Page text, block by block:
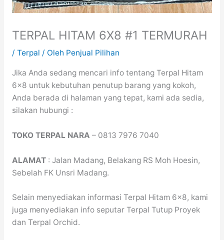
TERPAL HITAM 6X8 #1 TERMURAH
/ Terpal / Oleh Penjual Pilihan
Jika Anda sedang mencari info tentang Terpal Hitam
6×8 untuk kebutuhan penutup barang yang kokoh,
Anda berada di halaman yang tepat, kami ada sedia,
silakan hubungi :
TOKO TERPAL NARA – 0813 7976 7040
ALAMAT: Jalan Madang, Belakang RS Moh Hoesin,
Sebelah FK Unsri Madang.
Selain menyediakan informasi Terpal Hitam 6×8, kami
juga menyediakan info seputar Terpal Tutup Proyek
dan Terpal Orchid.